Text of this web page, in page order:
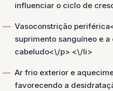
influenciar o ciclo de
Vasoconstrição
suprimento sanguíneo e
cabeludo<\/p> <\/li>
Ar frio exterior e
favorecendo a